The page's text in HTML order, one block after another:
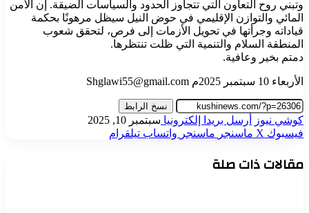
وتبني روح التعاون التي تتجاوز الحدود والسياسات الضيقة. إن الأمن
المائي والتوازن الإقليمي في حوض النيل سيظل مرهونًا بحكمة
قياداته وجرأتها في تحويل الأزمات إلى فرص، لتحقق شعوب
المنطقة السلام والتنمية التي ظلت تنتظرها.
دمتم بخير وعافية.
الأربعاء 10 سبتمبر 2025م Shglawi55@gmail.com
نسخ الرابط
كوشي نيوز أرسل بريدا إلكترونيا سبتمبر 10, 2025
فيسبوك ‫X ماسنجر ماسنجر واتساب تيلقرام
مقالات ذات صلة